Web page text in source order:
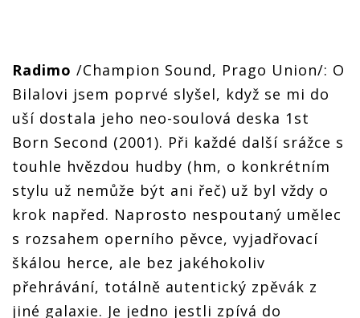
Radimo /Champion Sound, Prago Union/: O
Bilalovi jsem poprvé slyšel, když se mi do
uší dostala jeho neo-soulová deska 1st
Born Second (2001). Při každé další srážce s
touhle hvězdou hudby (hm, o konkrétním
stylu už nemůže být ani řeč) už byl vždy o
krok napřed. Naprosto nespoutaný umělec
s rozsahem operního pěvce, vyjadřovací
škálou herce, ale bez jakéhokoliv
přehrávání, totálně autentický zpěvák z
jiné galaxie. Je jedno jestli zpívá do